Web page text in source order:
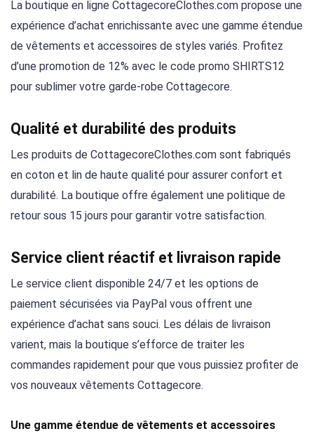
La boutique en ligne CottagecoreClothes.com propose une
expérience d’achat enrichissante avec une gamme étendue
de vêtements et accessoires de styles variés. Profitez
d’une promotion de 12% avec le code promo SHIRTS12
pour sublimer votre garde-robe Cottagecore.
Qualité et durabilité des produits
Les produits de CottagecoreClothes.com sont fabriqués
en coton et lin de haute qualité pour assurer confort et
durabilité. La boutique offre également une politique de
retour sous 15 jours pour garantir votre satisfaction.
Service client réactif et livraison rapide
Le service client disponible 24/7 et les options de
paiement sécurisées via PayPal vous offrent une
expérience d’achat sans souci. Les délais de livraison
varient, mais la boutique s’efforce de traiter les
commandes rapidement pour que vous puissiez profiter de
vos nouveaux vêtements Cottagecore.
Une gamme étendue de vêtements et accessoires